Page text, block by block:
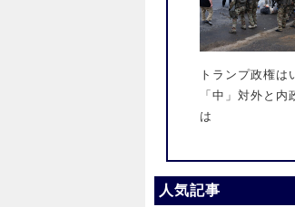
トランプ政権は
「中」対外と内
は
人気記事